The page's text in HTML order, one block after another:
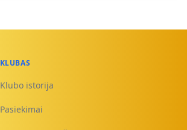
KLUBAS
Klubo istorija
Pasiekimai